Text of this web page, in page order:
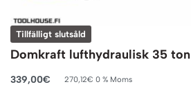
Tillfälligt slutsåld
Domkraft lufthydraulisk 35 ton
339,00€ 270,12€ 0 % Moms